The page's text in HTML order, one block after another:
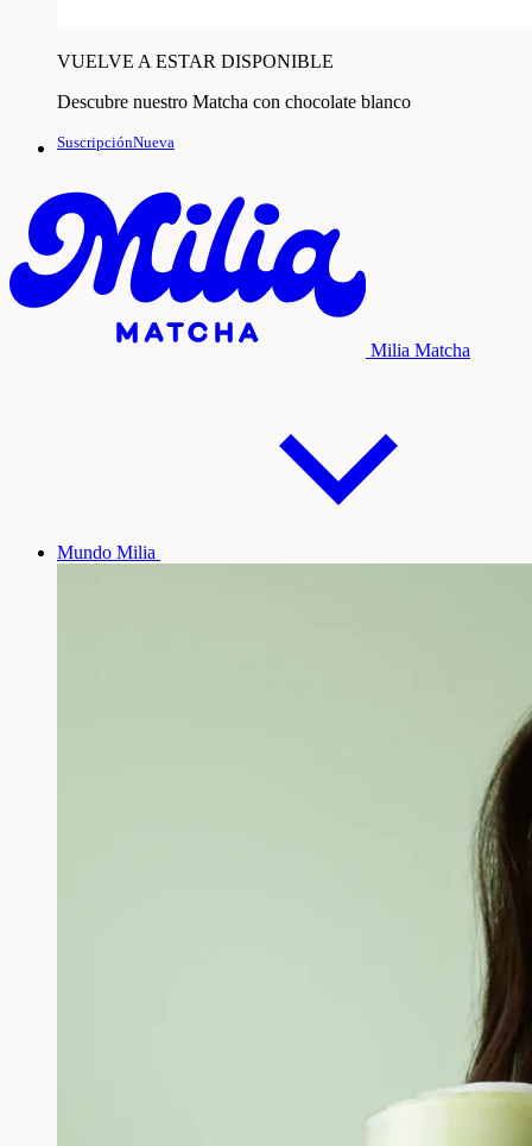
VUELVE A ESTAR DISPONIBLE
Descubre nuestro Matcha con chocolate blanco
SuscripciónNueva
Milia Matcha
Mundo Milia